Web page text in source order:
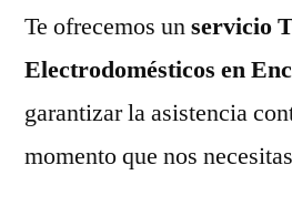
Te ofrecemos unservicio
Electrodomésticos en
garantizar la asistencia
momento que nos